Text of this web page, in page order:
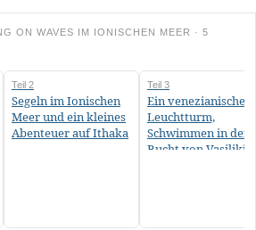
ON WAVES IM IONISCHEN MEER · 5
Teil 2
Segeln im Ionischen
Meer und ein kleines
Abenteuer auf Ithaka
Teil 3
Ein venezianischer
Leuchtturm,
Schwimmen in der
Bucht von Vasiliki